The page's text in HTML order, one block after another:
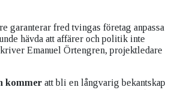
garanterar fred tvingas företag anpassa
hävda att affärer och politik inte
Emanuel Örtengren, projektledare
kommer att bli en långvarig bekantskap